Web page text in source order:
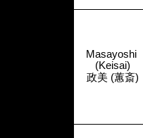
Masayoshi
(Keisai)
政美(蕙斎)